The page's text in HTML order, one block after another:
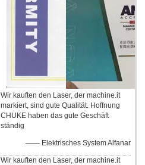
Wir kauften den Laser, der machine.it
markiert, sind gute Qualität. Hoffnung
CHUKE haben das gute Geschäft
ständig
—— Elektrisches System Alfanar
Wir kauften den Laser, der machine.it